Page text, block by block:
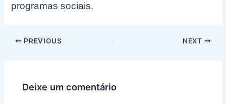
programas sociais.
Post
PREVIOUS NEXT
Deixe um comentário